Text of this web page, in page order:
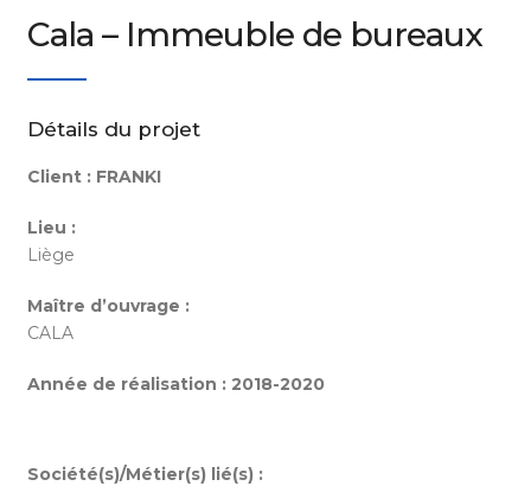
Cala – Immeuble de bureaux
Détails du projet
Client :FRANKI
Lieu :
Liège
Maître d’ouvrage :
CALA
Année de réalisation :2018-2020
Société(s)/Métier(s) lié(s) :